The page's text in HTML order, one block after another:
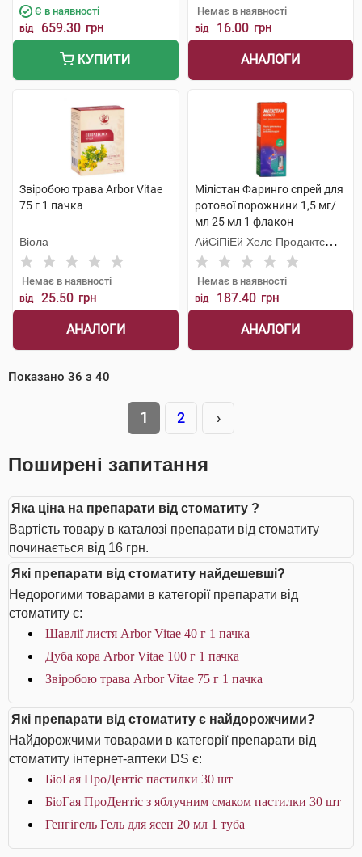
Є в наявності
від 659.30 грн
КУПИТИ
Немає в наявності
від 16.00 грн
АНАЛОГИ
Звіробою трава Arbor Vitae
75 г 1 пачка
Віола
Немає в наявності
від 25.50 грн
АНАЛОГИ
Мілістан Фаринго спрей для
ротової порожнини 1,5 мг/
мл 25 мл 1 флакон
АйСіПіЕй Хелс Продактc
Лімітед
Немає в наявності
від 187.40 грн
АНАЛОГИ
Показано 36 з 40
1 2 ›
Поширені запитання
Яка ціна на препарати від стоматиту ?
Вартість товару в каталозі препарати від стоматиту
починається від 16 грн.
Які препарати від стоматиту найдешевші?
Недорогими товарами в категорії препарати від
стоматиту є:
Шавлії листя Arbor Vitae 40 г 1 пачка
Дуба кора Arbor Vitae 100 г 1 пачка
Звіробою трава Arbor Vitae 75 г 1 пачка
Які препарати від стоматиту є найдорожчими?
Найдорожчими товарами в категорії препарати від
стоматиту інтернет-аптеки DS є:
БіоГая ПроДентіс пастилки 30 шт
БіоГая ПроДентіс з яблучним смаком пастилки 30 шт
Генгігель Гель для ясен 20 мл 1 туба